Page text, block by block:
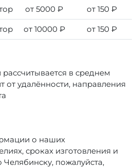
от 5000 ₽ от 150 ₽
от 10000 ₽ от 150 ₽
в среднем
от удалённости, направления
о наших
сроках изготовления и
Челябинску, пожалуйста,